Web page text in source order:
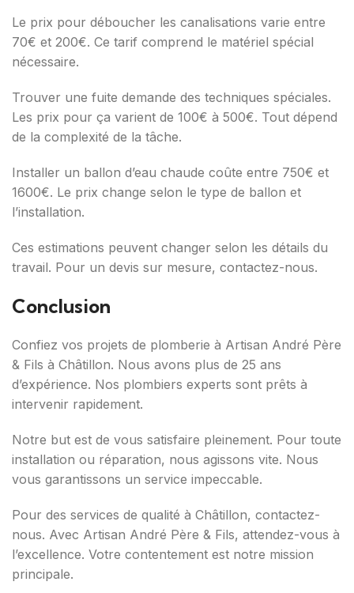
Le prix pour déboucher les canalisations varie entre
70€ et 200€. Ce tarif comprend le matériel spécial
nécessaire.
Trouver une fuite demande des techniques spéciales.
Les prix pour ça varient de 100€ à 500€. Tout dépend
de la complexité de la tâche.
Installer un ballon d’eau chaude coûte entre 750€ et
1600€. Le prix change selon le type de ballon et
l’installation.
Ces estimations peuvent changer selon les détails du
travail. Pour un devis sur mesure, contactez-nous.
Conclusion
Confiez vos projets de plomberie à Artisan André Père
& Fils à Châtillon. Nous avons plus de 25 ans
d’expérience. Nos plombiers experts sont prêts à
intervenir rapidement.
Notre but est de vous satisfaire pleinement. Pour toute
installation ou réparation, nous agissons vite. Nous
vous garantissons un service impeccable.
Pour des services de qualité à Châtillon, contactez-
nous. Avec Artisan André Père & Fils, attendez-vous à
l’excellence. Votre contentement est notre mission
principale.